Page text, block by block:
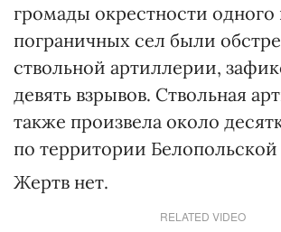
громады окрестности одного
пограничных сел были
ствольной артиллерии,
девять взрывов. Ствольная
также произвела около
по территории
Жертв нет.
RELATED VIDEO